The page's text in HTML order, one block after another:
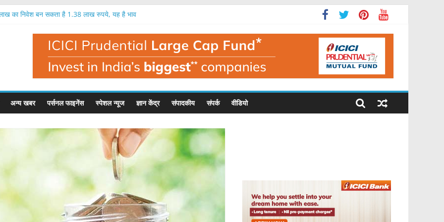
का निवेश बन सकता है 1.38 लाख रुपये, यह है भाव
एक लाख रुपये का निवेश बन सकता है 1.35 लाख रुपये
निवेशक मालामाल, एक लाख का निवेश बना 1.56 लाख
है बहुत बड़ी गिरावट, इस फंड मैनेजर ने दी चेतावनी
अन्य खबर पर्सनल फाइनेंस स्पेशल न्यूज ज्ञान केंद्र संपादकीय संपर्क वीडियो